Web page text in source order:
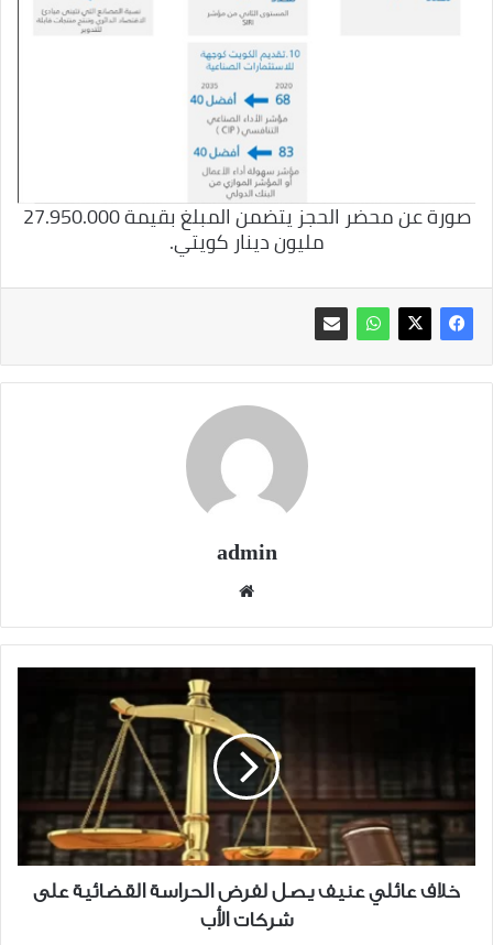
صورة عن محضر الحجز يتضمن المبلغ بقيمة 27.950.000
مليون دينار كويتي.
admin
خلاف
لفرض
الحراسة
القضائية
على
شركات
الأب
خلاف عائلي عنيف يصل لفرض الحراسة القضائية على
شركات الأب